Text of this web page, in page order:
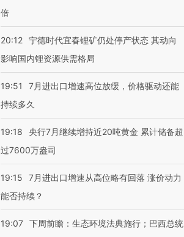
倍
20:12 宁德时代宜春锂矿仍处停产状态 其动向
影响国内锂资源供需格局
19:51
7月进出口增速高位放缓，价格驱动还能
持续多久
19:18
央行7月继续增持近20吨黄金 累计储备超
过7600万盎司
19:15
7月进出口增速从高位略有回落 涨价动力
能否持续？
19:07 下周前瞻：生态环境法典施行；巴西总统